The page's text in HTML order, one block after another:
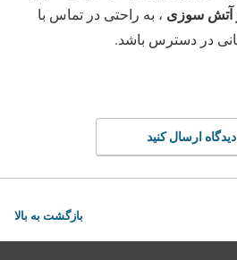
آتش­ سوزی ، به راحتی در تماس با
در دسترس باشد.
ارسال کنید
بازگشت به بالا